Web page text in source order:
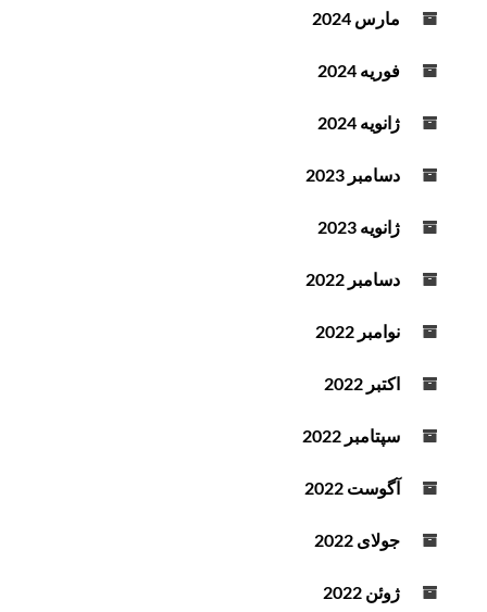
مارس 2024
فوریه 2024
ژانویه 2024
دسامبر 2023
ژانویه 2023
دسامبر 2022
نوامبر 2022
اکتبر 2022
سپتامبر 2022
آگوست 2022
جولای 2022
ژوئن 2022